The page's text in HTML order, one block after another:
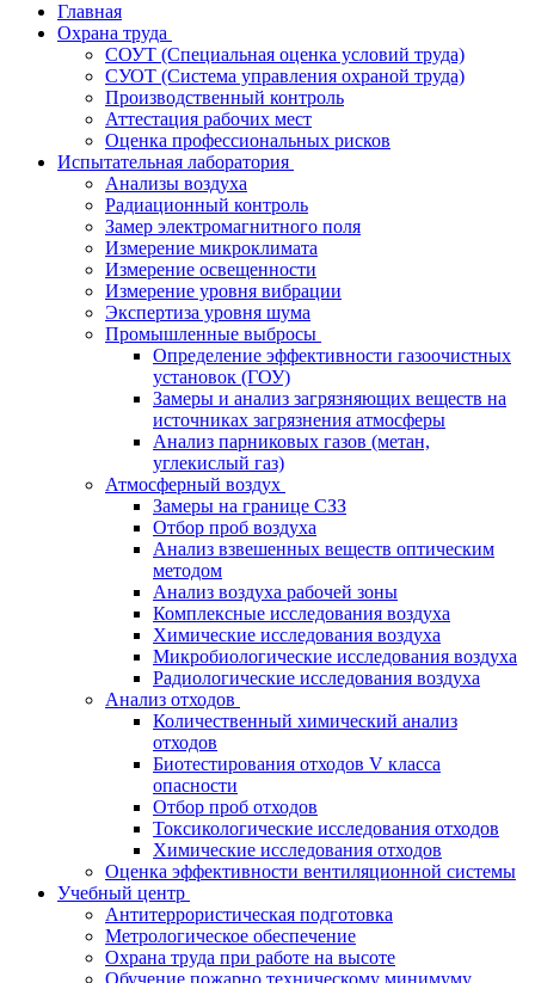
Главная
Охрана труда
СОУТ (Специальная оценка условий труда)
СУОТ (Система управления охраной труда)
Производственный контроль
Аттестация рабочих мест
Оценка профессиональных рисков
Испытательная лаборатория
Анализы воздуха
Радиационный контроль
Замер электромагнитного поля
Измерение микроклимата
Измерение освещенности
Измерение уровня вибрации
Экспертиза уровня шума
Промышленные выбросы
Определение эффективности газоочистных
установок (ГОУ)
Замеры и анализ загрязняющих веществ на
источниках загрязнения атмосферы
Анализ парниковых газов (метан,
углекислый газ)
Атмосферный воздух
Замеры на границе СЗЗ
Отбор проб воздуха
Анализ взвешенных веществ оптическим
методом
Анализ воздуха рабочей зоны
Комплексные исследования воздуха
Химические исследования воздуха
Микробиологические исследования воздуха
Радиологические исследования воздуха
Анализ отходов
Количественный химический анализ
отходов
Биотестирования отходов V класса
опасности
Отбор проб отходов
Токсикологические исследования отходов
Химические исследования отходов
Оценка эффективности вентиляционной системы
Учебный центр
Антитеррористическая подготовка
Метрологическое обеспечение
Охрана труда при работе на высоте